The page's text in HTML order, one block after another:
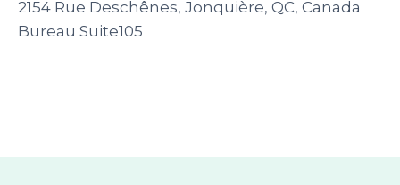
2154 Rue Deschênes, Jonquière, QC, Canada
Bureau Suite105